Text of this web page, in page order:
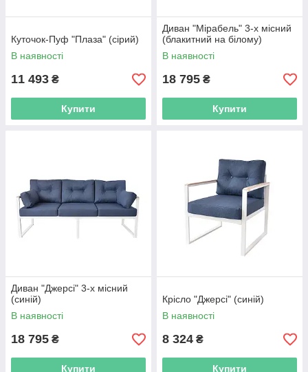
Куточок-Пуф "Плаза" (сірий)
В наявності
11 493 ₴
Купити
Диван "Мірабель" 3-х місний
(блакитний на білому)
В наявності
18 795 ₴
Купити
Диван "Джерсі" 3-х місний
(синій)
В наявності
18 795 ₴
Купити
Крісло "Джерсі" (синій)
В наявності
8 324 ₴
Купити